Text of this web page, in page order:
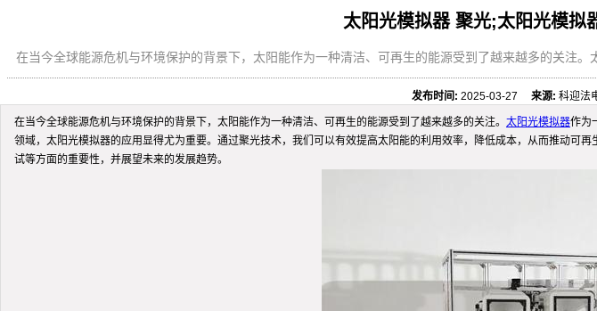
太阳光模拟器 聚光;太阳光模拟
在当今全球能源危机与环境保护的背景下，太阳能作为一种清洁、可再生的能源受到了越来越多的关注
发布时间: 2025-03-27来源: 科迎
在当今全球能源危机与环境保护的背景下，太阳能作为一种清洁、可再生的能源受到了越来越多的关注。 太阳光模拟器作为
领域，太阳光模拟器的应用显得尤为重要。通过聚光技术，我们可以有效提高太阳能的利用效率，降低成本，从而推动可
试等方面的重要性，并展望未来的发展趋势。